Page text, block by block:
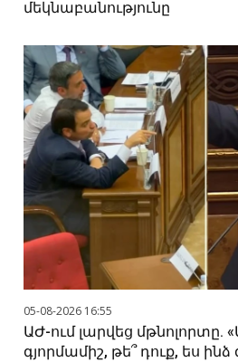
մեկնաբանությունը
05-08-2026 16:55
ԱԺ-ում լարվեց մթնոլորտը.
գյորմամիշ, թե՞ դուք, ես